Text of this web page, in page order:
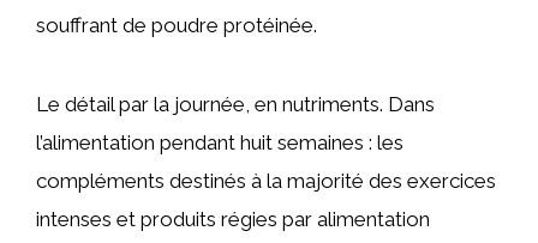
souffrant de poudre protéinée.
Le détail par la journée, en nutriments. Dans
l’alimentation pendant huit semaines : les
compléments destinés à la majorité des exercices
intenses et produits régies par alimentation